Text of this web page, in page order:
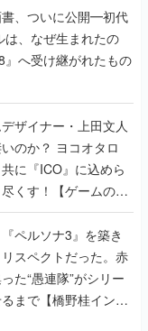
書、ついに公開━初代
は、なぜ生まれたの
』へ受け継がれたもの
ザイナー・上田文人
のか？ ヨコオタロ
に『ICO』に込めら
くす！【ゲームの企
ペルソナ3』を築き
スペクトだった。赤
た“愚連隊”がシリー
まで【橋野桂インタ